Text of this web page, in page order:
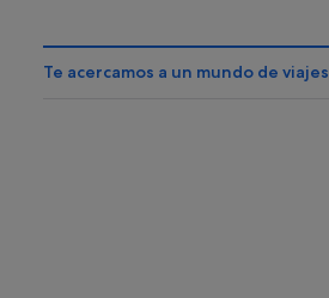
Te acercamos a un mundo de viajes